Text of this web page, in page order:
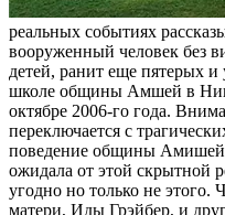
реальных событиях
вооруженный человек без
детей, ранит еще пятерых и
школе общины Амшей в
октябре 2006-го года.
переключается с
поведение общины Амишей,
ожидала от этой скрытной
угодно но только не этого.
матери, Иды Грэйбер, и